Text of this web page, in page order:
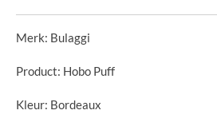
Merk: Bulaggi
Product: Hobo Puff
Kleur: Bordeaux